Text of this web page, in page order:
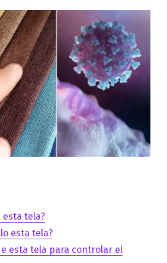
esta tela?
esta tela?
esta tela para controlar el